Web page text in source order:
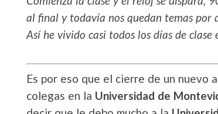
al final y todavía nos quedan temas por
Así he vivido casi todos los días de clase
Es por eso que el cierre de un nuevo
colegas en la Universidad de